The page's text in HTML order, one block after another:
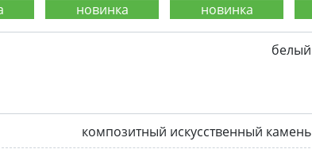
белый
композитный искусственный камень